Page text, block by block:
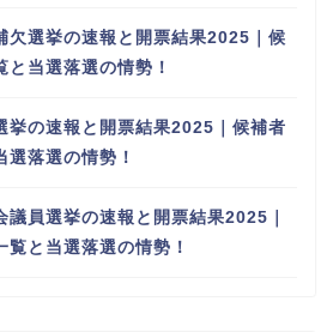
欠選挙の速報と開票結果2025｜候
と当選落選の情勢！
挙の速報と開票結果2025｜候補者
選落選の情勢！
議員選挙の速報と開票結果2025｜
覧と当選落選の情勢！